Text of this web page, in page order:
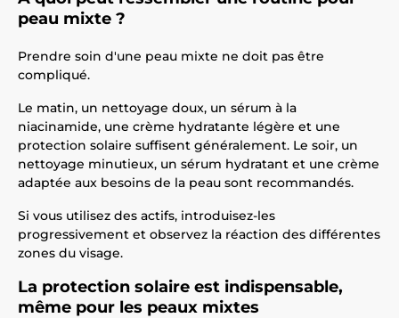
peau mixte ?
Prendre soin d'une peau mixte ne doit pas être
compliqué.
Le matin, un nettoyage doux, un sérum à la
niacinamide, une crème hydratante légère et une
protection solaire suffisent généralement. Le soir, un
nettoyage minutieux, un sérum hydratant et une crème
adaptée aux besoins de la peau sont recommandés.
Si vous utilisez des actifs, introduisez-les
progressivement et observez la réaction des différentes
zones du visage.
La protection solaire est indispensable,
même pour les peaux mixtes